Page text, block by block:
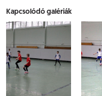
Kapcsolódó galériák